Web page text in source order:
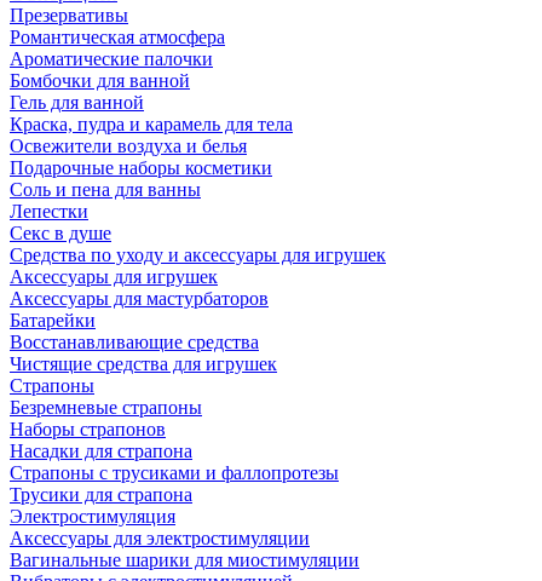
Презервативы
Романтическая атмосфера
Ароматические палочки
Бомбочки для ванной
Гель для ванной
Краска, пудра и карамель для тела
Освежители воздуха и белья
Подарочные наборы косметики
Соль и пена для ванны
Лепестки
Секс в душе
Средства по уходу и аксессуары для игрушек
Аксессуары для игрушек
Аксессуары для мастурбаторов
Батарейки
Восстанавливающие средства
Чистящие средства для игрушек
Страпоны
Безремневые страпоны
Наборы страпонов
Насадки для страпона
Страпоны с трусиками и фаллопротезы
Трусики для страпона
Электростимуляция
Аксессуары для электростимуляции
Вагинальные шарики для миостимуляции